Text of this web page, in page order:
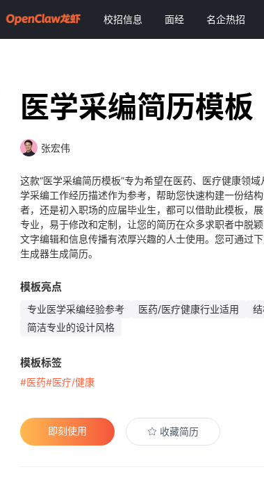
校招信息 面经 名企热招
医学采编简历模板
张宏伟
这款“医学采编简历模板”专为希望在医药、医疗健康领
学采编工作经历描述作为参考，帮助您快速构建一份结
者，还是初入职场的应届毕业生，都可以借助此模板，
专业，易于修改和定制，让您的简历在众多求职者中脱
文字编辑和信息传播有浓厚兴趣的人士使用。您可通过
生成器生成简历。
模板亮点
专业医学采编经验参考 医药/医疗健康行业适用
简洁专业的设计风格
模板标签
#医药#医疗/健康
即刻使用 收藏简历